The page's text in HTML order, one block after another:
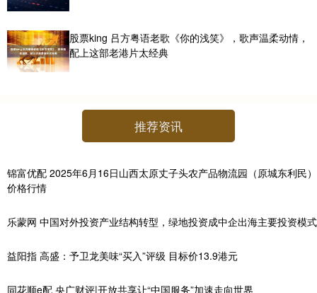
股票king 吕方粤语老歌《你的浅笑》，歌声温柔动情，
配上这部老港片太经典
推荐资讯
锦富优配 2025年6月16日山西太原丈子头农产品物流园（原城东利民）
价格行情
乐蒙网 中国对外投资产业结构转型，绿地投资成中企出海主要投资模式
益阳指 高盛：予卫龙美味“买入”评级 目标价13.9港元
同花顺e配 央广财评|开放共享让“中国服务”加速走向世界